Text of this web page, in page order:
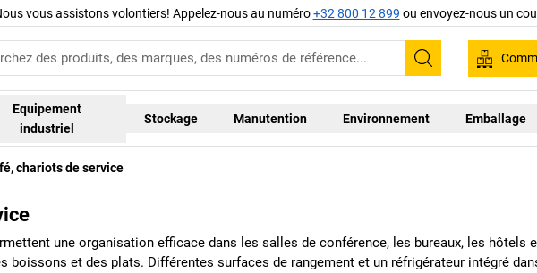
vous assistons volontiers! Appelez-nous au numéro+32 800 12 899 ou envoyez-nous un
Recherche
Equipement
industriel
Stockage Manutention Environnement Emballage
chariots de service
une organisation efficace dans les salles de conférence, les bureaux, les
boissons et des plats. Différentes surfaces de rangement et un réfrigérateur intégré